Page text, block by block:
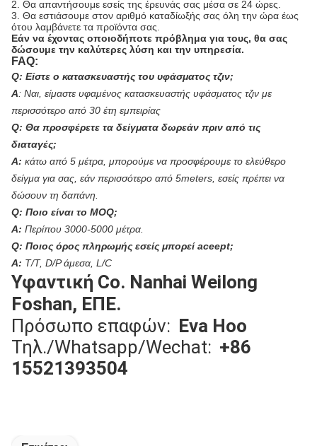
2. Θα απαντήσουμε εσείς της έρευνάς σας μέσα σε 24 ώρες.
3. Θα εστιάσουμε στον αριθμό καταδίωξής σας όλη την ώρα έως
ότου λαμβάνετε τα προϊόντα σας.
Εάν να έχοντας οποιοδήποτε πρόβλημα για τους, θα σας
δώσουμε την καλύτερες λύση και την υπηρεσία.
FAQ:
Q: Είστε ο κατασκευαστής του υφάσματος τζιν;
Α: Ναι, είμαστε υφαμένος κατασκευαστής υφάσματος τζιν με
περισσότερο από 30 έτη εμπειρίας
Q: Θα προσφέρετε τα δείγματα δωρεάν πριν από τις
διαταγές;
Α: κάτω από 5 μέτρα, μπορούμε να προσφέρουμε το ελεύθερο
δείγμα για σας, εάν περισσότερο από 5meters, εσείς πρέπει να
δώσουν τη δαπάνη.
Q: Ποιο είναι το MOQ;
Α: Περίπου 3000-5000 μέτρα.
Q: Ποιος όρος πληρωμής εσείς μπορεί aceept;
Α: T/T, D/P άμεσα, L/C
Υφαντική Co. Nanhai Weilong
Foshan, ΕΠΕ.
Πρόσωπο επαφών: Eva Hoo
Τηλ./Whatsapp/Wechat: +86
15521393504